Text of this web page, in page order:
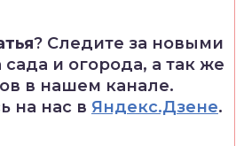
? Следите за новыми
и огорода, а так же
в нашем канале.
на нас в Яндекс.Дзене.